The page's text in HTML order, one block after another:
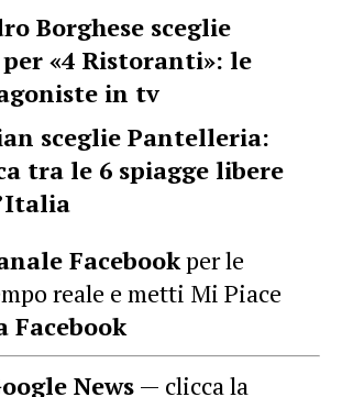
Borghese sceglie
«4 Ristoranti»: le
in tv
sceglie Pantelleria:
tra le 6 spiagge libere
Facebookper le
reale e metti Mi Piace
Facebook
News — clicca la